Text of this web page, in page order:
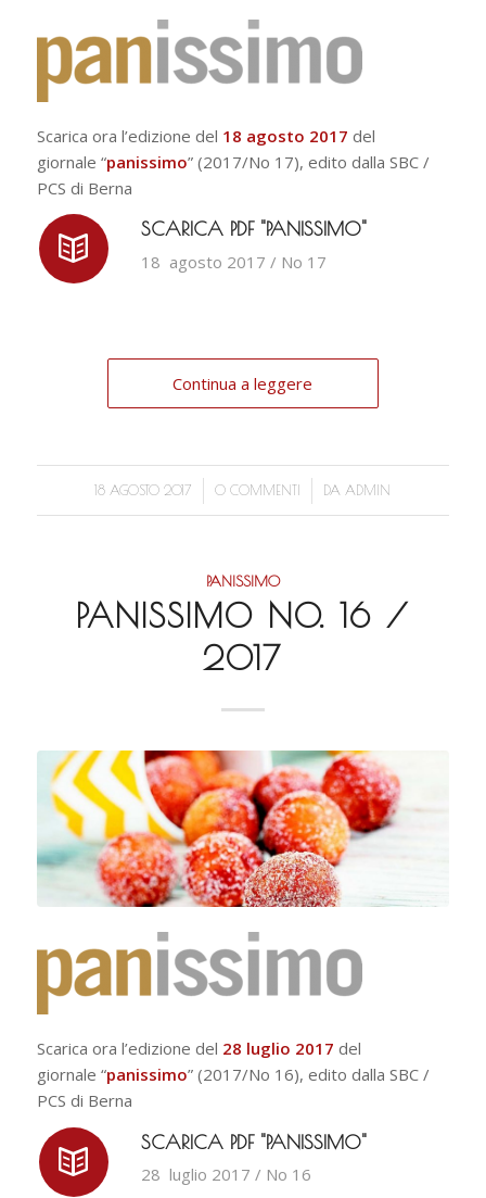
Scarica ora l’edizione del 18 agosto 2017 del
giornale “panissimo” (2017/No 17), edito dalla SBC /
PCS di Berna
SCARICA PDF "PANISSIMO"
18 agosto 2017 / No 17
Continua a leggere
18 AGOSTO 2017
/ 0 COMMENTI
/ DA ADMIN
PANISSIMO
PANISSIMO NO. 16 /
2017
Scarica ora l’edizione del 28 luglio 2017 del
giornale “panissimo” (2017/No 16), edito dalla SBC /
PCS di Berna
SCARICA PDF "PANISSIMO"
28 luglio 2017 / No 16